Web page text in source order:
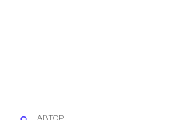
АВТОР